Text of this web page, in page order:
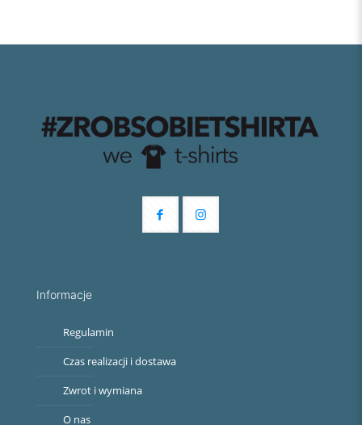
Informacje
Regulamin
Czas realizacji i dostawa
Zwrot i wymiana
O nas